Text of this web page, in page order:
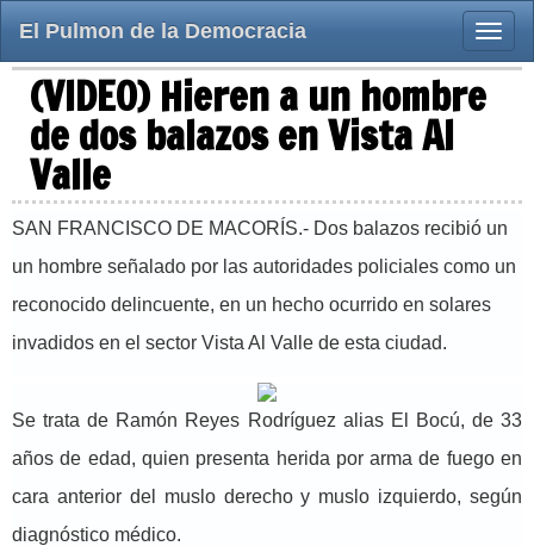
Toggle
El Pulmon de la Democracia
(VIDEO) Hieren a un hombre
de dos balazos en Vista Al
Valle
SAN FRANCISCO DE MACORÍS.- Dos balazos recibió un
un hombre señalado por las autoridades policiales como un
reconocido delincuente, en un hecho ocurrido en solares
invadidos en el sector Vista Al Valle de esta ciudad.
Se trata de Ramón Reyes Rodríguez alias El Bocú, de 33
años de edad, quien presenta herida por arma de fuego en
cara anterior del muslo derecho y muslo izquierdo, según
diagnóstico médico.